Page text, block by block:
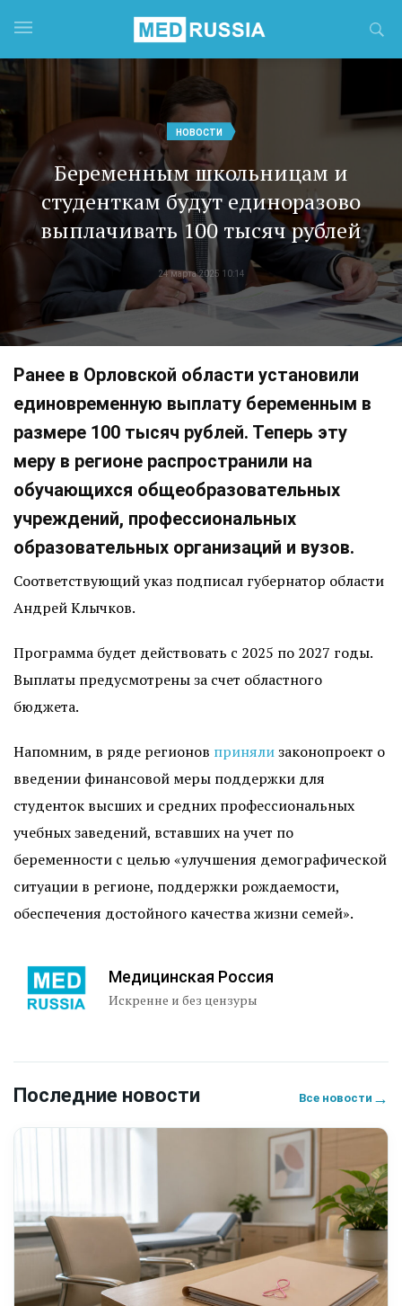
НОВОСТИ
Беременным школьницам и
студенткам будут единоразово
выплачивать 100 тысяч рублей
24 марта 2025 10:14
Ранее в Орловской области установили
единовременную выплату беременным в
размере 100 тысяч рублей. Теперь эту
меру в регионе распространили на
обучающихся общеобразовательных
учреждений, профессиональных
образовательных организаций и вузов.
Соответствующий указ подписал губернатор области
Андрей Клычков.
Программа будет действовать с 2025 по 2027 годы.
Выплаты предусмотрены за счет областного
бюджета.
Напомним, в ряде регионов принялизаконопроект о
введении финансовой меры поддержки для
студенток высших и средних профессиональных
учебных заведений, вставших на учет по
беременности с целью «улучшения демографической
ситуации в регионе, поддержки рождаемости,
обеспечения достойного качества жизни семей».
Медицинская Россия
Искренне и без цензуры
Последние новости Все новости →